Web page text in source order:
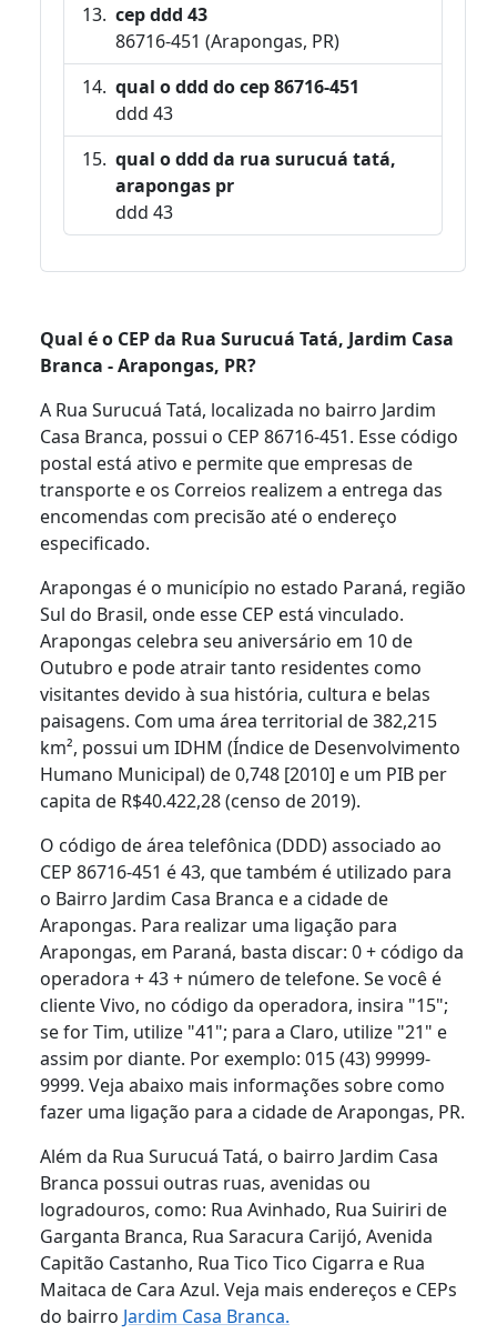
cep ddd 43
86716-451 (Arapongas, PR)
qual o ddd do cep 86716-451
ddd 43
qual o ddd da rua surucuá tatá,
arapongas pr
ddd 43
Qual é o CEP da Rua Surucuá Tatá, Jardim Casa
Branca - Arapongas, PR?
A Rua Surucuá Tatá, localizada no bairro Jardim
Casa Branca, possui o CEP 86716-451. Esse código
postal está ativo e permite que empresas de
transporte e os Correios realizem a entrega das
encomendas com precisão até o endereço
especificado.
Arapongas é o município no estado Paraná, região
Sul do Brasil, onde esse CEP está vinculado.
Arapongas celebra seu aniversário em 10 de
Outubro e pode atrair tanto residentes como
visitantes devido à sua história, cultura e belas
paisagens. Com uma área territorial de 382,215
km², possui um IDHM (Índice de Desenvolvimento
Humano Municipal) de 0,748 [2010] e um PIB per
capita de R$40.422,28 (censo de 2019).
O código de área telefônica (DDD) associado ao
CEP 86716-451 é 43, que também é utilizado para
o Bairro Jardim Casa Branca e a cidade de
Arapongas. Para realizar uma ligação para
Arapongas, em Paraná, basta discar: 0 + código da
operadora + 43 + número de telefone. Se você é
cliente Vivo, no código da operadora, insira "15";
se for Tim, utilize "41"; para a Claro, utilize "21" e
assim por diante. Por exemplo: 015 (43) 99999-
9999. Veja abaixo mais informações sobre como
fazer uma ligação para a cidade de Arapongas, PR.
Além da Rua Surucuá Tatá, o bairro Jardim Casa
Branca possui outras ruas, avenidas ou
logradouros, como: Rua Avinhado, Rua Suiriri de
Garganta Branca, Rua Saracura Carijó, Avenida
Capitão Castanho, Rua Tico Tico Cigarra e Rua
Maitaca de Cara Azul. Veja mais endereços e CEPs
do bairro Jardim Casa Branca.